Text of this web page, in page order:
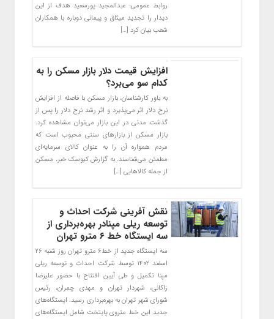
روابط عمومی؛ عبدالمجید پورسعید هدف از این
دیدار را تجدید میثاق و پیمانی دوباره با همکاران
شعب بیان کرد […]
افزایش قیمت دلار بازار مسکن را به
کدام سو می‌برد؟
به باور کارشناسان، بازار مسکن با فاصله از افزایش
نرخ دلار اثر می‌پذیرد و اثر رشد نرخ دلار را پس از
گذشت مدتی در این بازار می‌توان مشاهده کرد.
بازار مسکن از بازار‌های سنتی محبوب است که
مردم همواره آن را به عنوان کالای سرمایه‌ای
مطمئن می‌شناسند. به گزارش کیوسک خبر، مسکن
از جمله کالا‌هایی […]
نقش آفرینی شرکت احداث و
توسعه ریلی مپنادر بهره‌برداری از
سه ایستگاه خط ۶ مترو تهران
سه ایستگاه جدید از خط۶ مترو تهران روز شنبه ۲۶
اسفند ۱۴۰۲ توسط شرکت احداث و توسعه ریلی
مپنا تکمیل و طی آیین افتتاح با حضور علیرضا
زاکانی، شهردار تهران و مهدی چمران، رئیس
شورای شهر تهران به بهره‌برداری رسید. ایستگاه‌های
جدید این خط متروی پایتخت شامل ایستگاه‌های